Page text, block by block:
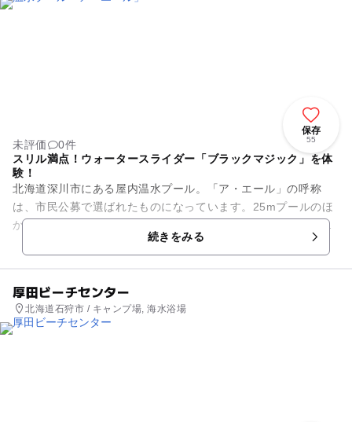
保存
55
未評価
0件
スリル満点！ウォータースライダー「ブラックマジック」を体
験！
北海道深川市にある屋内温水プール。「ア・エール」の呼称
は、市民公募で選ばれたものになっています。25mプールのほ
か、流れるプールやウォータースライダー、幼児用のプールな
ど、レジャープールにも引け...続きをみる
厚田ビーチセンター
北海道石狩市 / キャンプ場, 海水浴場